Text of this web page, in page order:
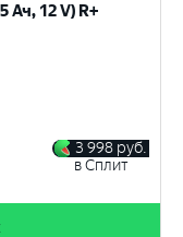
Ач, 12 V) R+
3 998 руб.
в Сплит